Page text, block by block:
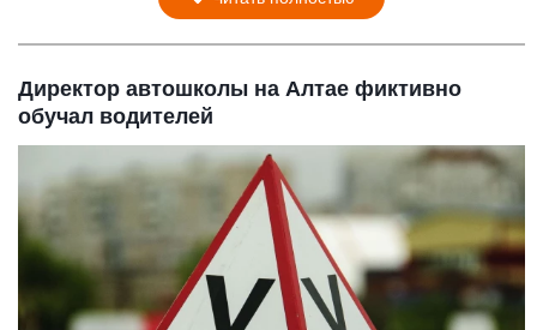
Директор автошколы на Алтае фиктивно
обучал водителей